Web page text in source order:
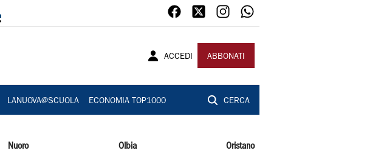
ACCEDI ABBONATI
LANUOVA@SCUOLA ECONOMIA TOP1000 CERCA
Nuoro Olbia Oristano